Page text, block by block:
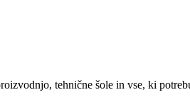
tehnične šole in vse, ki